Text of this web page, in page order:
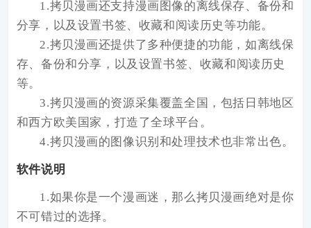
1.拷贝漫画还支持漫画图像的离线保存、备份和
分享，以及设置书签、收藏和阅读历史等功能。
2.拷贝漫画还提供了多种便捷的功能，如离线保
存、备份和分享，以及设置书签、收藏和阅读历史
等。
3.拷贝漫画的资源采集覆盖全国，包括日韩地区
和西方欧美国家，打造了全球平台。
4.拷贝漫画的图像识别和处理技术也非常出色。
软件说明
1.如果你是一个漫画迷，那么拷贝漫画绝对是你
不可错过的选择。